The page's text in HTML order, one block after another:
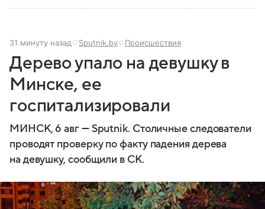
31 минуту назад Sputnik.by Происшествия
Дерево упало на девушку в
Минске, ее
госпитализировали
МИНСК, 6 авг — Sputnik. Столичные следователи
проводят проверку по факту падения дерева
на девушку, сообщили в СК.